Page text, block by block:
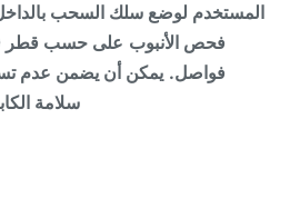
لوضع سلك السحب بالداخل
فحص الأنبوب
فواصل. يمكن أن يضمن عدم تسرب
سلامة